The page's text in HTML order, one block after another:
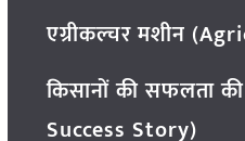
एग्रीकल्चर मशीन
किसानों की सफलता
Success Story)